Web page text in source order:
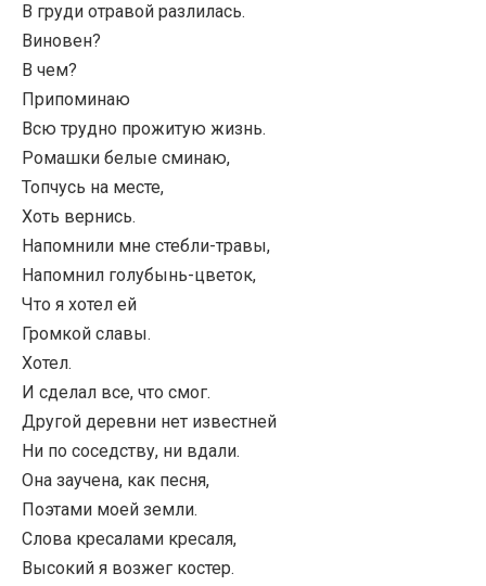
В груди отравой разлилась.
Виновен?
В чем?
Припоминаю
Всю трудно прожитую жизнь.
Ромашки белые сминаю,
Топчусь на месте,
Хоть вернись.
Напомнили мне стебли-травы,
Напомнил голубынь-цветок,
Что я хотел ей
Громкой славы.
Хотел.
И сделал все, что смог.
Другой деревни нет известней
Ни по соседству, ни вдали.
Она заучена, как песня,
Поэтами моей земли.
Слова кресалами кресаля,
Высокий я возжег костер.